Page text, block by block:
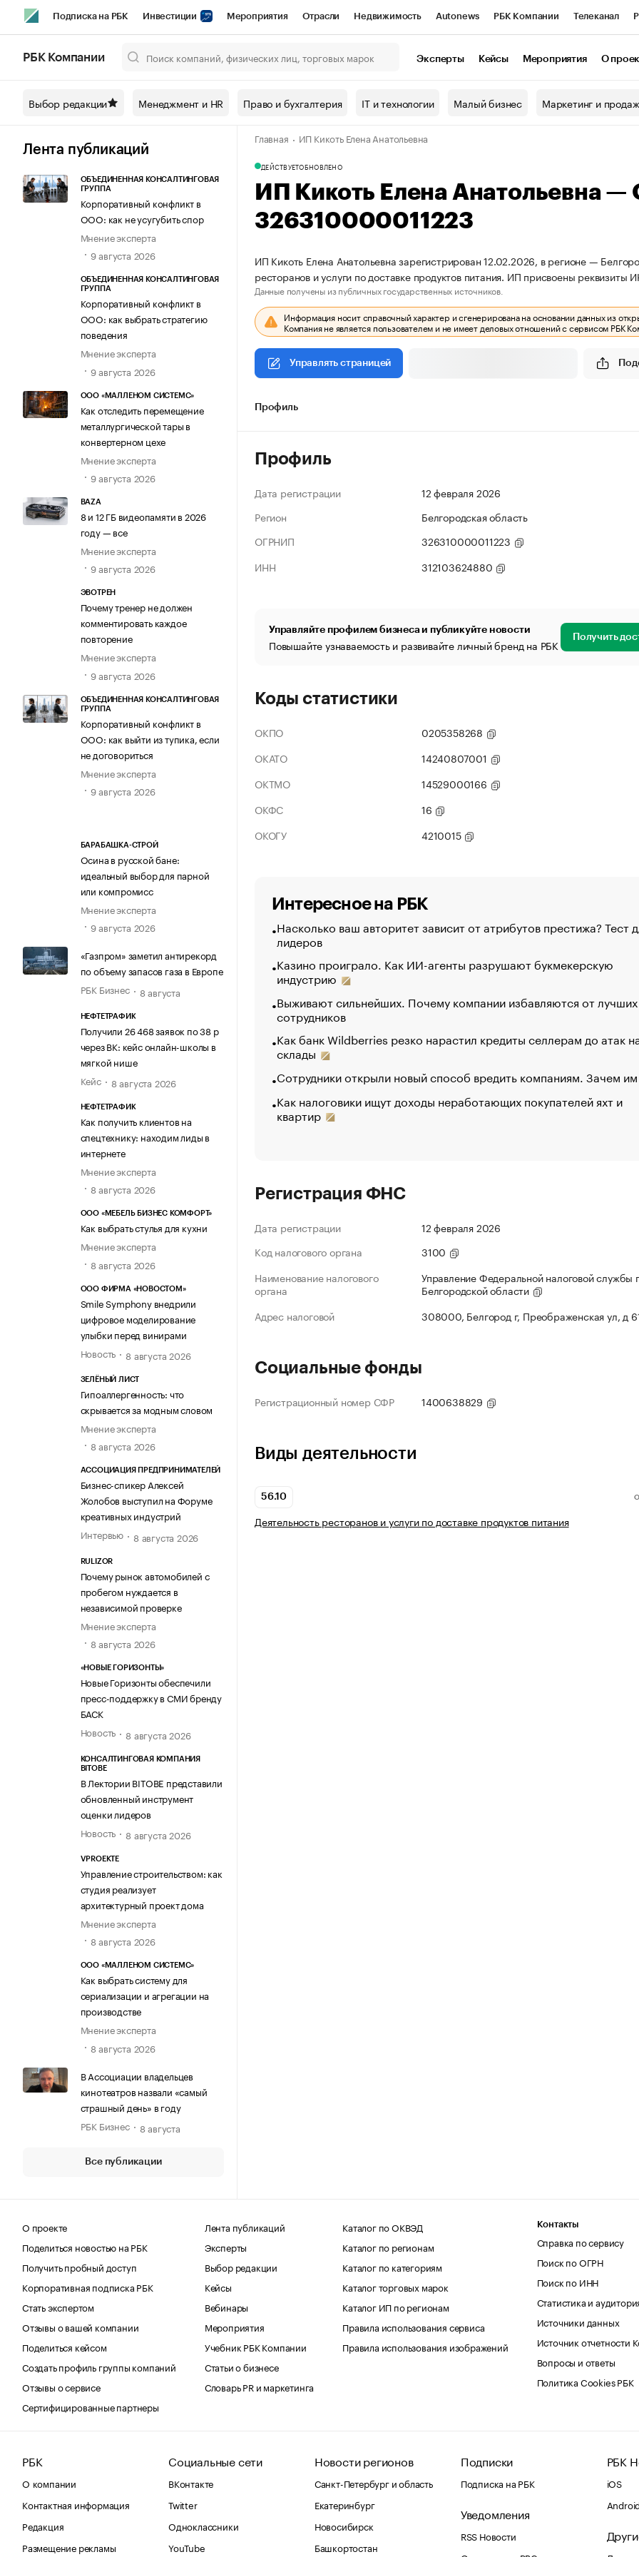
Подписка на РБК Инвестиции Мероприятия Отрасли Недвижимость Autonews РБК Компании Телеканал
Спецпроекты СПб Конференции СПб Спецпроекты Проверка контрагентов
Технологии и медиа Рынок наличной валюты
РБК Компании Эксперты Кейсы Мероприятия О
Выбор редакции Менеджмент и HR Право и бухгалтерия IT и технологии Малый бизнес Маркетинг и
Лента публикаций
ОБЪЕДИНЕННАЯ КОНСАЛТИНГОВАЯ
ГРУППА
Корпоративный конфликт в
ООО: как не усугубить спор
Мнение эксперта
9 августа 2026
ОБЪЕДИНЕННАЯ КОНСАЛТИНГОВАЯ
ГРУППА
Корпоративный конфликт в
ООО: как выбрать стратегию
поведения
Мнение эксперта
9 августа 2026
ООО «МАЛЛЕНОМ СИСТЕМС»
Как отследить перемещение
металлургической тары в
конвертерном цехе
Мнение эксперта
9 августа 2026
BAZA
8 и 12 ГБ видеопамяти в 2026
году — все
Мнение эксперта
9 августа 2026
ЭВОТРЕН
Почему тренер не должен
комментировать каждое
повторение
Мнение эксперта
9 августа 2026
ОБЪЕДИНЕННАЯ КОНСАЛТИНГОВАЯ
ГРУППА
Корпоративный конфликт в
ООО: как выйти из тупика, если
не договориться
Мнение эксперта
9 августа 2026
БАРАБАШКА-СТРОЙ
Осина в русской бане:
идеальный выбор для парной
или компромисс
Мнение эксперта
9 августа 2026
«Газпром» заметил антирекорд
по объему запасов газа в Европе
РБК Бизнес
8 августа
НЕФТЕТРАФИК
Получили 26 468 заявок по 38 р
через ВК: кейс онлайн-школы в
мягкой нише
Кейс
8 августа 2026
НЕФТЕТРАФИК
Как получить клиентов на
спецтехнику: находим лиды в
интернете
Мнение эксперта
8 августа 2026
ООО «МЕБЕЛЬ БИЗНЕС КОМФОРТ»
Как выбрать стулья для кухни
Мнение эксперта
8 августа 2026
ООО ФИРМА «НОВОСТОМ»
Smile Symphony внедрили
цифровое моделирование
улыбки перед винирами
Новость
8 августа 2026
ЗЕЛЁНЫЙ ЛИСТ
Гипоаллергенность: что
скрывается за модным словом
Мнение эксперта
8 августа 2026
АССОЦИАЦИЯ ПРЕДПРИНИМАТЕЛЕЙ
Бизнес-спикер Алексей
Жолобов выступил на Форуме
креативных индустрий
Интервью
8 августа 2026
RULIZOR
Почему рынок автомобилей с
пробегом нуждается в
независимой проверке
Мнение эксперта
8 августа 2026
«НОВЫЕ ГОРИЗОНТЫ»
Новые Горизонты обеспечили
пресс-поддержку в СМИ бренду
БАСК
Новость
8 августа 2026
КОНСАЛТИНГОВАЯ КОМПАНИЯ
BITOBE
В Лектории BITOBE представили
обновленный инструмент
оценки лидеров
Новость
8 августа 2026
VPROEKTE
Управление строительством: как
студия реализует
архитектурный проект дома
Мнение эксперта
8 августа 2026
ООО «МАЛЛЕНОМ СИСТЕМС»
Как выбрать систему для
сериализации и агрегации на
производстве
Мнение эксперта
8 августа 2026
В Ассоциации владельцев
кинотеатров назвали «самый
страшный день» в году
РБК Бизнес
8 августа
Все публикации
Главная ИП Кикоть Елена Анатольевна
ДЕЙСТВУЕТОБНОВЛЕНО
ИП Кикоть Елена Анатольевна
326310000011223
ИП Кикоть Елена Анатольевна зарегистрирован 12.02.2026, в регионе —
ресторанов и услуги по доставке продуктов питания. ИП присвоены
Данные получены из публичных государственных источников.
Информация носит справочный характер и сгенерирована на основании данных из
Компания не является пользователем и не имеет деловых отношений с сервисом РБК
Управлять страницей
Профиль
Профиль
Дата регистрации
12 февраля 2026
Регион
Белгородская область
ОГРНИП
326310000011223
ИНН
312103624880
Управляйте профилем бизнеса и публикуйте новости
Повышайте узнаваемость и развивайте личный бренд на РБК Получить
Коды статистики
ОКПО
0205358268
ОКАТО
14240807001
ОКТМО
14529000166
ОКФС
16
ОКОГУ
4210015
Интересное на РБК
Насколько ваш авторитет зависит от атрибутов престижа? Тест
лидеров
Казино проиграло. Как ИИ-агенты разрушают букмекерскую
индустрию
Выживают сильнейших. Почему компании избавляются от лучших
сотрудников
Как банк Wildberries резко нарастил кредиты селлерам до атак
склады
Сотрудники открыли новый способ вредить компаниям. Зачем
Как налоговики ищут доходы неработающих покупателей яхт и
квартир
Регистрация ФНС
Дата регистрации
12 февраля 2026
Код налогового органа
3100
Наименование налогового
органа
Управление Федеральной налоговой службы
Белгородской области
Адрес налоговой
308000, Белгород г, Преображенская ул, д
Социальные фонды
Регистрационный номер СФР 1400638829
Виды деятельности
56.10
Деятельность ресторанов и услуги по доставке продуктов питания
О проекте
Поделиться новостью на РБК
Получить пробный доступ
Корпоративная подписка РБК
Стать экспертом
Отзывы о вашей компании
Поделиться кейсом
Создать профиль группы компаний
Отзывы о сервисе
Сертифицированные партнеры
Лента публикаций
Эксперты
Выбор редакции
Кейсы
Вебинары
Мероприятия
Учебник РБК Компании
Статьи о бизнесе
Словарь PR и маркетинга
Каталог по ОКВЭД
Каталог по регионам
Каталог по категориям
Каталог торговых марок
Каталог ИП по регионам
Правила использования сервиса
Правила использования изображений
Контакты
Справка по сервису
Поиск по ОГРН
Поиск по ИНН
Статистика и
Источники данных
Источник отчетности
Вопросы и ответы
Политика Cookies РБК
РБК
О компании
Контактная информация
Редакция
Размещение рекламы
Социальные сети
ВКонтакте
Twitter
Одноклассники
YouTube
Новости регионов
Санкт-Петербург и область
Екатеринбург
Новосибирск
Башкортостан
Подписки
Подписка на РБК
Уведомления
RSS Новости
РБК
iOS